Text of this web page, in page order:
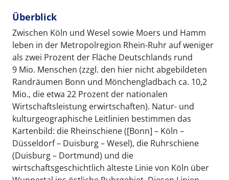
Überblick
Zwischen Köln und Wesel sowie Moers und Hamm
leben in der Metropolregion Rhein-Ruhr auf weniger
als zwei Prozent der Fläche Deutschlands rund
9 Mio. Menschen (zzgl. den hier nicht abgebildeten
Randräumen Bonn und Mönchengladbach ca. 10,2
Mio., die etwa 22 Prozent der nationalen
Wirtschaftsleistung erwirtschaften). Natur- und
kulturgeographische Leitlinien bestimmen das
Kartenbild: die Rheinschiene ([Bonn] – Köln –
Düsseldorf – Duisburg – Wesel), die Ruhrschiene
(Duisburg – Dortmund) und die
wirtschaftsgeschichtlich älteste Linie von Köln über